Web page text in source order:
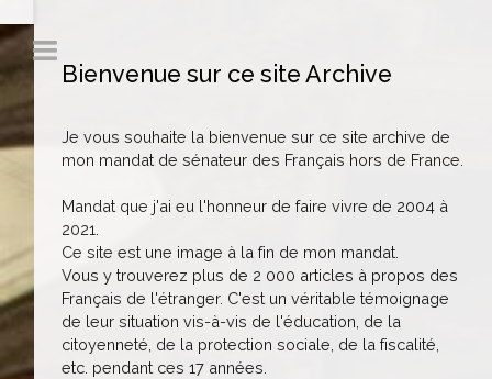
Bienvenue sur ce site Archive
Je vous souhaite la bienvenue sur ce site archive de
mon mandat de sénateur des Français hors de France.
Mandat que j'ai eu l'honneur de faire vivre de 2004 à
2021.
Ce site est une image à la fin de mon mandat.
Vous y trouverez plus de 2 000 articles à propos des
Français de l'étranger. C'est un véritable témoignage
de leur situation vis-à-vis de l'éducation, de la
citoyenneté, de la protection sociale, de la fiscalité,
etc. pendant ces 17 années.